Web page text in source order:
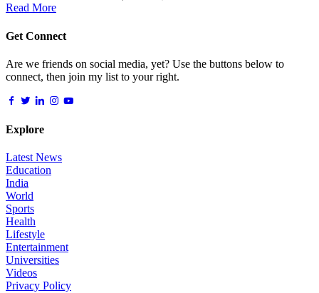
Read More
Get Connect
Are we friends on social media, yet? Use the buttons below to
connect, then join my list to your right.
Explore
Latest News
Education
India
World
Sports
Health
Lifestyle
Entertainment
Universities
Videos
Privacy Policy